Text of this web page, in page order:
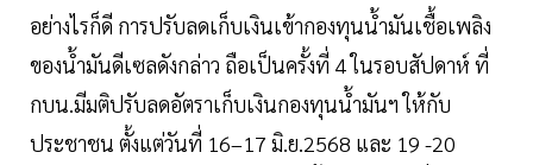
อย่างไรก็ดี การปรับลดเก็บเงินเข้ากองทุนน้ำมันเชื้อเพลิง
ของน้ำมันดีเซลดังกล่าว ถือเป็นครั้งที่ 4 ในรอบสัปดาห์ ที่
กบน.มีมติปรับลดอัตราเก็บเงินกองทุนน้ำมันฯ ให้กับ
ประชาชน ตั้งแต่วันที่ 16–17 มิ.ย.2568 และ 19 -20